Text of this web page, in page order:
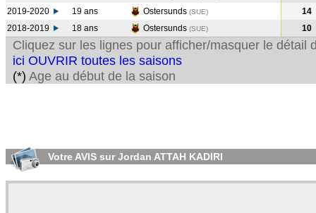
2019-2020
19 ans Ostersunds (SUE)
14
2018-2019
18 ans Ostersunds (SUE) 10
Cliquez sur les lignes pour afficher/masquer le détail
ici OUVRIR toutes les saisons
(*) Age au début de la saison
Votre AVIS sur Jordan ATTAH KADIRI